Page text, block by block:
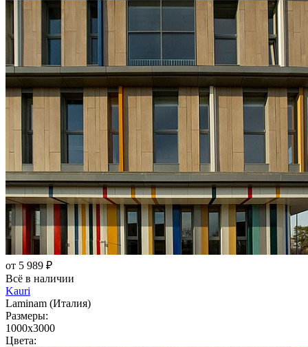
от 5 989 ₽
Всё в наличии
Kauri
Laminam (Италия)
Размеры:
1000x3000
Цвета: